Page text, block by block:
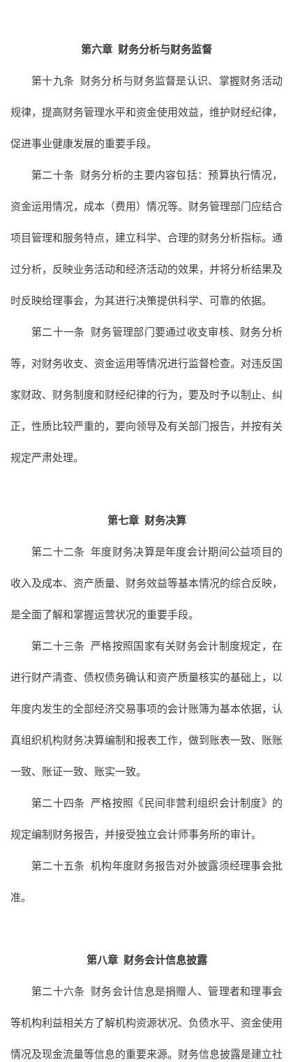
第六章 财务分析与财务监督
第十九条 财务分析与财务监督是认识、掌握财务活动
规律，提高财务管理水平和资金使用效益，维护财经纪律，
促进事业健康发展的重要手段。
第二十条 财务分析的主要内容包括：预算执行情况，
资金运用情况，成本（费用）情况等。财务管理部门应结合
项目管理和服务特点，建立科学、合理的财务分析指标。通
过分析，反映业务活动和经济活动的效果，并将分析结果及
时反映给理事会，为其进行决策提供科学、可靠的依据。
第二十一条 财务管理部门要通过收支审核、财务分析
等，对财务收支、资金运用等情况进行监督检查。对违反国
家财政、财务制度和财经纪律的行为，要及时予以制止、纠
正，性质比较严重的，要向领导及有关部门报告，并按有关
规定严肃处理。
第七章 财务决算
第二十二条 年度财务决算是年度会计期间公益项目的
收入及成本、资产质量、财务效益等基本情况的综合反映，
是全面了解和掌握运营状况的重要手段。
第二十三条 严格按照国家有关财务会计制度规定，在
进行财产清查、债权债务确认和资产质量核实的基础上，以
年度内发生的全部经济交易事项的会计账簿为基本依据，认
真组织机构财务决算编制和报表工作，做到账表一致、账账
一致、账证一致、账实一致。
第二十四条 严格按照《民间非营利组织会计制度》的
规定编制财务报告，并接受独立会计师事务所的审计。
第二十五条 机构年度财务报告对外披露须经理事会批
准。
第八章 财务会计信息披露
第二十六条 财务会计信息是捐赠人、管理者和理事会
等机构利益相关方了解机构资源状况、负债水平、资金使用
情况及现金流量等信息的重要来源。财务信息披露是建立社